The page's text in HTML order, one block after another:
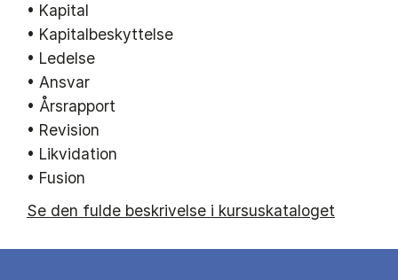
• Kapital
• Kapitalbeskyttelse
• Ledelse
• Ansvar
• Årsrapport
• Revision
• Likvidation
• Fusion
Se den fulde beskrivelse i kursuskataloget